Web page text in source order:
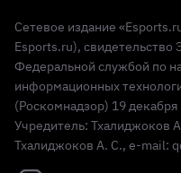
Сетевое издание
Esports.ru),
Федеральной службой по
информационных
(Роскомнадзор) 19 декабря
Учредитель: Тхалиджоков
Тхалиджоков А. С., e-mail: